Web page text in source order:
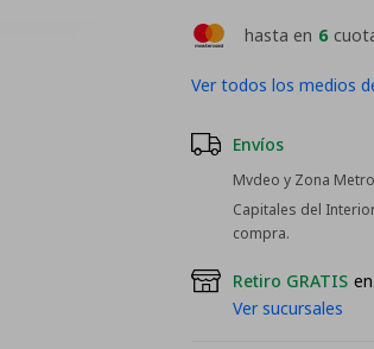
hasta en 6
Ver todos los medios
Envíos
Mvdeo y Zona
Capitales del Interior
compra.
Retiro GRATIS
Ver sucursales